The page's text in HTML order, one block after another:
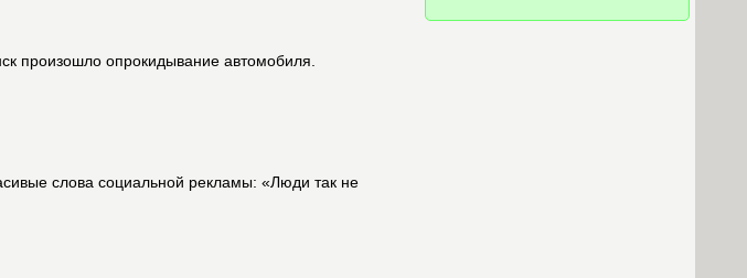
произошло опрокидывание автомобиля.
слова социальной рекламы: «Люди так не